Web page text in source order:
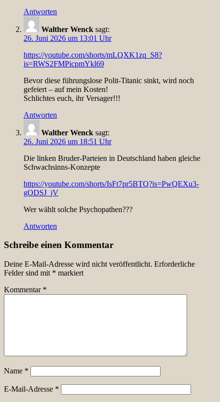
Antworten
Walther Wenck sagt:
26. Juni 2026 um 13:01 Uhr
https://youtube.com/shorts/mLQXK1zq_S8?
is=RWS2FMPicpmYkl69
Bevor diese führungslose Polit-Titanic sinkt, wird noch
gefeiert – auf mein Kosten!
Schlichtes euch, ihr Versager!!!
Antworten
Walther Wenck sagt:
26. Juni 2026 um 18:51 Uhr
Die linken Bruder-Parteien in Deutschland haben gleiche
Schwachsinns-Konzepte
https://youtube.com/shorts/IsFt7pr5BTQ?is=PwQEXu3-
gODSJ_jV
Wer wählt solche Psychopathen???
Antworten
Schreibe einen Kommentar
Deine E-Mail-Adresse wird nicht veröffentlicht. Erforderliche
Felder sind mit * markiert
Kommentar *
Name *
E-Mail-Adresse *